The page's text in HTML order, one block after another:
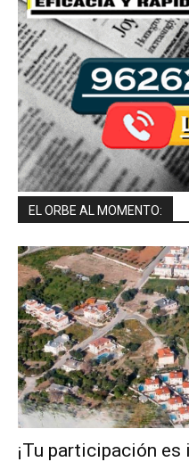
EL ORBE AL MOMENTO:
¡Tu participación es